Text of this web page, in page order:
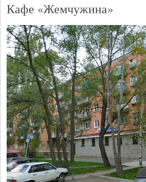
Кафе «Жемчужина»